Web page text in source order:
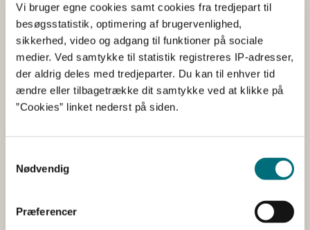
Vi bruger egne cookies samt cookies fra tredjepart til
besøgsstatistik, optimering af brugervenlighed,
sikkerhed, video og adgang til funktioner på sociale
medier. Ved samtykke til statistik registreres IP-adresser,
der aldrig deles med tredjeparter. Du kan til enhver tid
ændre eller tilbagetrække dit samtykke ved at klikke på
”Cookies” linket nederst på siden.
Nødvendig
Præferencer
At udbetale salgssummer til lodsejerne.
At høre panthavere om de ønsker ekstraordinært
afdrag på gælden, eller om der kan udbetales
direkte til lodsejeren.
At sætte en landinspektør i gang med det
matrikulære arbejde.
servitut om jordfordeling ved Tinglysningsretten.
Lovstof